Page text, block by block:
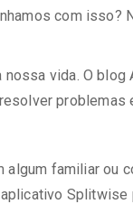
com
vida. O
familiar ou